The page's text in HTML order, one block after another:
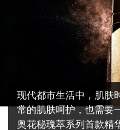
现代都市生活中，肌肤
常的肌肤呵护，也需要
奥花秘瑰萃系列首款精